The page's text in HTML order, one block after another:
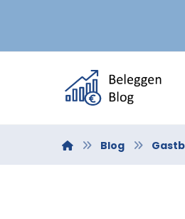
Blog